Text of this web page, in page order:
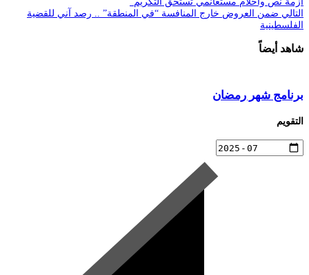
التالي ضمن العروض خارج المنافسة “في المنطقة” .. رصد آني للقضية
الفلسطينية
شاهد أيضاً
برنامج شهر رمضان
التقويم